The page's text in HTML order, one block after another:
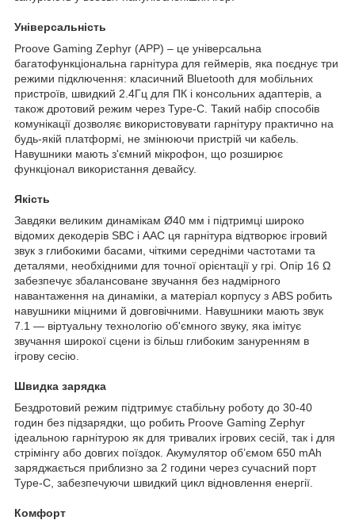
Універсальність
Proove Gaming Zephyr (APP) – це універсальна
багатофункціональна гарнітура для геймерів, яка поєднує три
режими підключення: класичний Bluetooth для мобільних
пристроїв, швидкий 2.4Гц для ПК і консольних адаптерів, а
також дротовий режим через Type-C. Такий набір способів
комунікації дозволяє використовувати гарнітуру практично на
будь-якій платформі, не змінюючи пристрій чи кабель.
Навушники мають з'ємний мікрофон, що розширює
функціонал використання девайсу.
Якість
Завдяки великим динамікам Ø40 мм і підтримці широко
відомих декодерів SBC і AAC ця гарнітура відтворює ігровий
звук з глибокими басами, чіткими середніми частотами та
деталями, необхідними для точної орієнтації у грі. Опір 16 Ω
забезпечує збалансоване звучання без надмірного
навантаження на динаміки, а матеріал корпусу з ABS робить
навушники міцними й довговічними. Навушники мають звук
7.1 — віртуальну технологію об'ємного звуку, яка імітує
звучання широкої сцени із більш глибоким зануренням в
ігрову сесію.
Швидка зарядка
Бездротовий режим підтримує стабільну роботу до 30-40
годин без підзарядки, що робить Proove Gaming Zephyr
ідеальною гарнітурою як для тривалих ігрових сесій, так і для
стрімінгу або довгих поїздок. Акумулятор об’ємом 650 mAh
заряджається приблизно за 2 години через сучасний порт
Type-C, забезпечуючи швидкий цикл відновлення енергії.
Комфорт